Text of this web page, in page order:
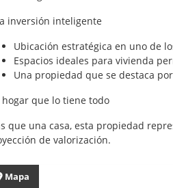
inversión inteligente
Ubicación estratégica en uno de
Espacios ideales para vivienda
Una propiedad que se destaca
hogar que lo tiene todo
que una casa, esta propiedad
de valorización.
Mapa